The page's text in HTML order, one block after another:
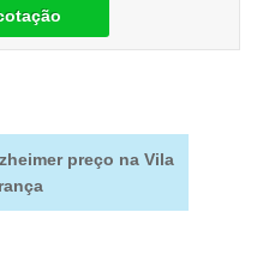
preço na Vila